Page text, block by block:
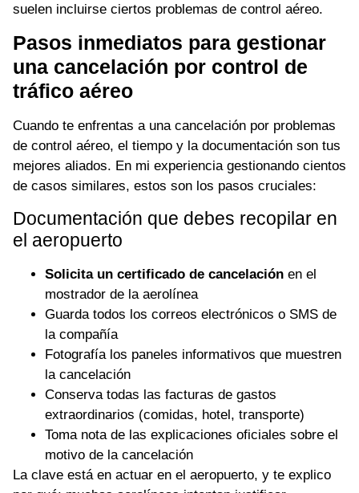
suelen incluirse ciertos problemas de control aéreo.
Pasos inmediatos para gestionar
una cancelación por control de
tráfico aéreo
Cuando te enfrentas a una cancelación por problemas
de control aéreo, el tiempo y la documentación son tus
mejores aliados. En mi experiencia gestionando cientos
de casos similares, estos son los pasos cruciales:
Documentación que debes recopilar en
el aeropuerto
Solicita un certificado de cancelación en el
mostrador de la aerolínea
Guarda todos los correos electrónicos o SMS de
la compañía
Fotografía los paneles informativos que muestren
la cancelación
Conserva todas las facturas de gastos
extraordinarios (comidas, hotel, transporte)
Toma nota de las explicaciones oficiales sobre el
motivo de la cancelación
La clave está en actuar en el aeropuerto, y te explico